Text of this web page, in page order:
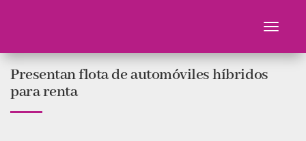
contenido
Toggle
Presentan flota de automóviles híbridos
para renta